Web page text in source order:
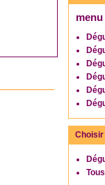
Choisir